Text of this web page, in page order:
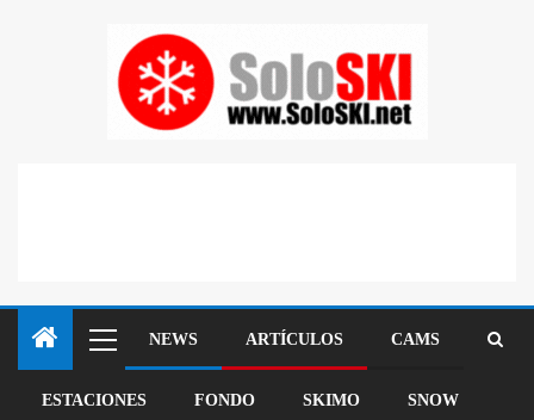
NEWS ARTÍCULOS CAMS
ESTACIONES FONDO SKIMO SNOW